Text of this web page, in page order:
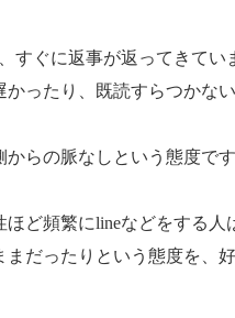
すぐに返事が返ってきてい
かったり、既読すらつかな
らの脈なしという態度です
ど頻繁にlineなどをする
まだったりという態度を、